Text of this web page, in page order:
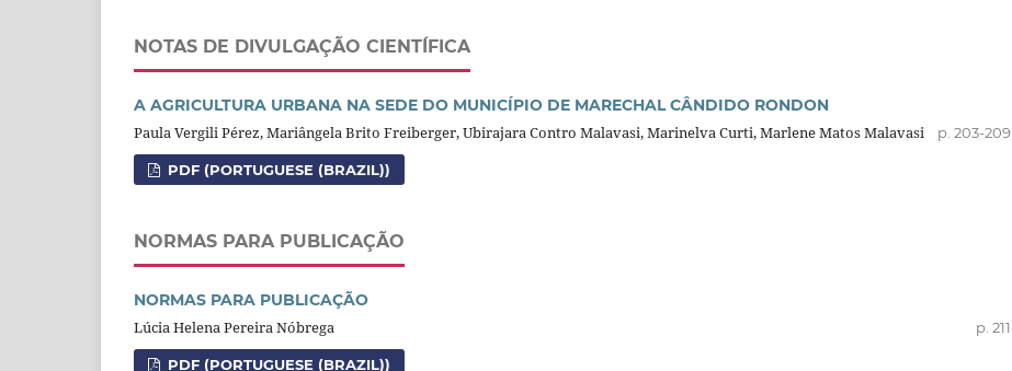
NOTAS DE DIVULGAÇÃO CIENTÍFICA
A AGRICULTURA URBANA NA SEDE DO MUNICÍPIO DE MARECHAL CÂNDIDO RONDON
Paula Vergili Pérez, Mariângela Brito Freiberger, Ubirajara Contro Malavasi, Marinelva Curti, Marlene Matos Malavasi
p. 203-209
PDF (PORTUGUESE (BRAZIL))
NORMAS PARA PUBLICAÇÃO
NORMAS PARA PUBLICAÇÃO
Lúcia Helena Pereira Nóbrega
p. 211
PDF (PORTUGUESE (BRAZIL))